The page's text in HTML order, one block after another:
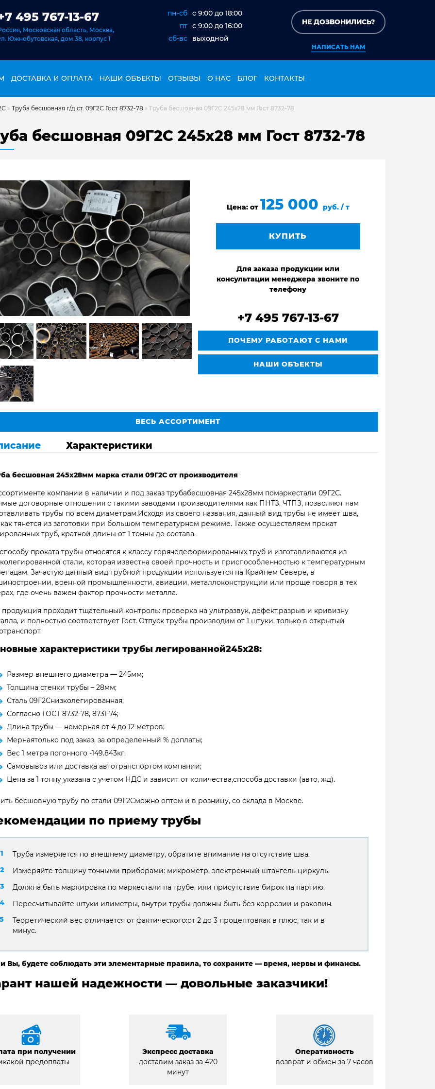
495 767-13-67
Московская область, Москва,
Южнобутовская, дом 38, корпус 1
пн-сб c 9:00 до 18:00
пт c 9:00 до 16:00
сб-вс
выходной
НЕ ДОЗВОНИЛИСЬ?
НАПИСАТЬ НАМ
ДОСТАВКА И ОПЛАТА НАШИ ОБЪЕКТЫ ОТЗЫВЫ О НАС БЛОГ КОНТАКТЫ
» Труба бесшовная г/д ст. 09Г2С Гост 8732-78 » Труба бесшовная 09Г2С 245х28 мм Гост 8732-78
бесшовная 09Г2С 245х28 мм Гост 8732-78
Цена: от 125 000 руб. / т
КУПИТЬ
Для заказа продукции или
консультации менеджера звоните по
телефону
+7 495 767-13-67
ПОЧЕМУ РАБОТАЮТ С НАМИ
НАШИ ОБЪЕКТЫ
ВЕСЬ АССОРТИМЕНТ
Характеристики
бесшовная 245х28мм марка стали 09Г2С от производителя
компании в наличии и под заказ трубабесшовная 245х28мм помаркестали 09Г2С.
договорные отношения с такими заводами производителями как ПНТЗ, ЧТПЗ, позволяют нам
трубы по всем диаметрам.Исходя из своего названия, данный вид трубы не имеет шва,
как тянется из заготовки при большом температурном режиме. Также осуществляем прокат
труб, кратной длины от 1 тонны до состава.
проката трубы относятся к классу горячедеформированных труб и изготавливаются из
стали, которая известна своей прочность и приспособленностью к температурным
Зачастую данный вид трубной продукции используется на Крайнем Севере, в
военной промышленности, авиации, металлоконструкции или проще говоря в тех
где очень важен фактор прочности металла.
продукция проходит тщательный контроль: проверка на ультразвук, дефект,разрыв и кривизну
и полностью соответствует Гост. Отпуск трубы производим от 1 штуки, только в открытый
характеристики трубы легированной245х28:
Размер внешнего диаметра — 245мм;
Толщина стенки трубы – 28мм;
Сталь 09Г2Снизколегированная;
Согласно ГОСТ 8732-78, 8731-74;
Длина трубы — немерная от 4 до 12 метров;
Мернаятолько под заказ, за определенный % доплаты;
Вес 1 метра погонного -149.843кг;
Самовывоз или доставка автотранспортом компании;
Цена за 1 тонну указана с учетом НДС и зависит от количества,способа доставки (авто, жд).
бесшовную трубу по стали 09Г2Сможно оптом и в розницу, со склада в Москве.
по приему трубы
Труба измеряется по внешнему диаметру, обратите внимание на отсутствие шва.
Измеряйте толщину точными приборами: микрометр, электронный штангель циркуль.
Должна быть маркировка по маркестали на трубе, или присутствие бирок на партию.
Пересчитывайте штуки илиметры, внутри трубы должны быть без коррозии и раковин.
Теоретический вес отличается от фактического:от 2 до 3 процентовкак в плюс, так и в
минус.
Вы, будете соблюдать эти элементарные правила, то сохраните — время, нервы и финансы.
нашей надежности — довольные заказчики!
при получении
предоплаты
Экспресс доставка
доставим заказ за 420
минут
Оперативность
возврат и обмен за 7 часов